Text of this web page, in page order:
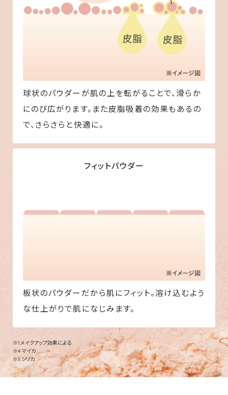
球状のパウダーが肌の上を転がることで、滑らか
にのび広がります。また皮脂吸着の効果もあるの
で、さらさらと快適に。
フィットパウダー
板状のパウダーだから肌にフィット。溶け込むよう
な仕上がりで肌になじみます。
※1 メイクアップ効果による
※4 マイカ
※5 シリカ